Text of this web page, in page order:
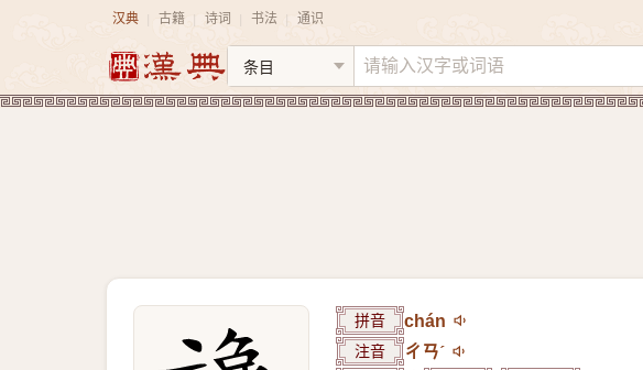
汉典 古籍 诗词 书法 通识
拼音 chán
注音 ㄔㄢˊ